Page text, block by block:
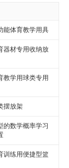
能体育教学用具
器材专用收纳放
教学用球类专用
摆放架
的数学概率学习
训练用便捷型篮